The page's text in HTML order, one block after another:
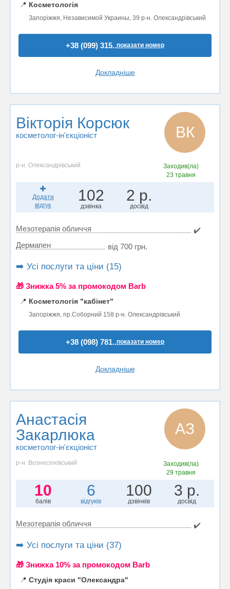
📍 Косметологія
Запоріжжя, Независимой Украины, 39 р-н. Олександрівський
+38 (099) 315..показати номер
Докладніше
Вікторія Корсюк
косметолог-ін'єкціоніст ВК
р-н. Олександрівський
Заходив(ла)
23 травня
Додати
відгук
102
дзвінка
2 р.
досвід
Мезотерапія обличчя
✔️
Дермапен
від 700 грн.
➡️ Усі послуги та ціни (15)
🎁 Знижка 5% за промокодом Barb
📍 Косметологія "кабінет"
Запоріжжя, пр.Соборний 158 р-н. Олександрівський
+38 (098) 781..показати номер
Докладніше
Анастасія
Закарлюка
косметолог-ін'єкціоніст
АЗ
р-н. Вознесенівський
Заходив(ла)
29 травня
10
балів
6
відгуків
100
дзвінків
3 р.
досвід
Мезотерапія обличчя ✔️
➡️ Усі послуги та ціни (37)
🎁 Знижка 10% за промокодом Barb
📍 Студія краси "Олександра"